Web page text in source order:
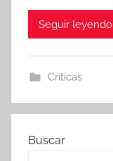
Seguir leyendo
Críticas
Buscar